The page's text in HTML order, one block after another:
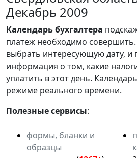
Декабрь 2009
Календарьбухгалтера
платеж необходимо
выбрать интересующую дату, и
информация о том, какие
уплатить в этот день.
режиме реального времени.
Полезные сервисы:
формы, бланки и
образцы